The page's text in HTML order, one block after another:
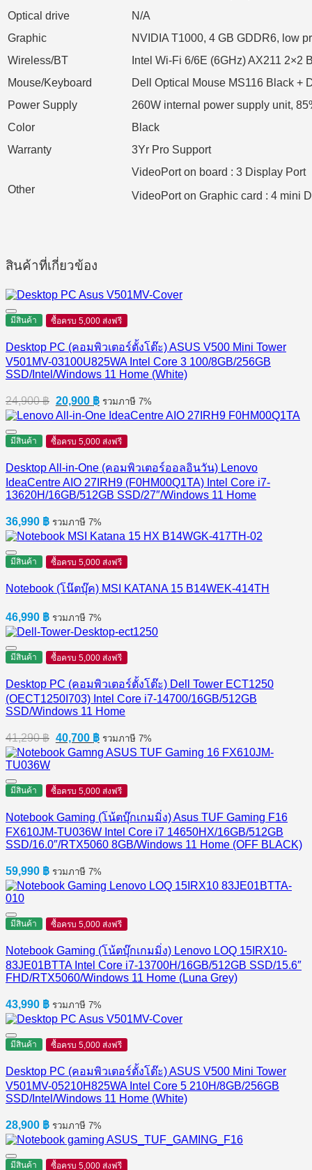
Optical drive
N/A
Graphic
NVIDIA T1000, 4 GB GDDR6, low
Wireless/BT
Intel Wi-Fi 6/6E (6GHz) AX211 2×2
Mouse/Keyboard
Dell Optical Mouse MS116 Black +
Power Supply
260W internal power supply unit,
Color
Black
Warranty
3Yr Pro Support
Other
VideoPort on board : 3 Display Port
VideoPort on Graphic card : 4 mini
สินค้าที่เกี่ยวข้อง
มีสินค้า ซื้อครบ 5,000 ส่งฟรี
Desktop PC (คอมพิวเตอร์ตั้งโต๊ะ) ASUS V500 Mini Tower
V501MV-03100U825WA Intel Core 3 100/8GB/256GB
SSD/Intel/Windows 11 Home (White)
24,900฿ Original
price
was:
24,900 ฿.
20,900 ฿Current
price
is:
20,900 ฿.
รวมภาษี 7%
มีสินค้า ซื้อครบ 5,000 ส่งฟรี
Desktop All-in-One (คอมพิวเตอร์ออลอินวัน) Lenovo
IdeaCentre AIO 27IRH9 (F0HM00Q1TA) Intel Core i7-
13620H/16GB/512GB SSD/27″/Windows 11 Home
36,990 ฿ รวมภาษี 7%
มีสินค้า ซื้อครบ 5,000 ส่งฟรี
Notebook (โน๊ตบุ๊ค) MSI KATANA 15 B14WEK-414TH
46,990 ฿ รวมภาษี 7%
มีสินค้า ซื้อครบ 5,000 ส่งฟรี
Desktop PC (คอมพิวเตอร์ตั้งโต๊ะ) Dell Tower ECT1250
(OECT1250I703) Intel Core i7-14700/16GB/512GB
SSD/Windows 11 Home
41,290฿ Original
price
was:
40,700 ฿Current
price
is:
รวมภาษี 7%
มีสินค้า ซื้อครบ 5,000 ส่งฟรี
Notebook Gaming (โน้ตบุ๊กเกมมิ่ง) Asus TUF Gaming F16
FX610JM-TU036W Intel Core i7 14650HX/16GB/512GB
SSD/16.0″/RTX5060 8GB/Windows 11 Home (OFF BLACK)
59,990 ฿ รวมภาษี 7%
มีสินค้า ซื้อครบ 5,000 ส่งฟรี
Notebook Gaming (โน้ตบุ๊กเกมมิ่ง) Lenovo LOQ 15IRX10-
83JE01BTTA Intel Core i7-13700H/16GB/512GB SSD/15.6″
FHD/RTX5060/Windows 11 Home (Luna Grey)
43,990 ฿ รวมภาษี 7%
มีสินค้า ซื้อครบ 5,000 ส่งฟรี
Desktop PC (คอมพิวเตอร์ตั้งโต๊ะ) ASUS V500 Mini Tower
V501MV-05210H825WA Intel Core 5 210H/8GB/256GB
SSD/Intel/Windows 11 Home (White)
28,900 ฿ รวมภาษี 7%
มีสินค้า ซื้อครบ 5,000 ส่งฟรี